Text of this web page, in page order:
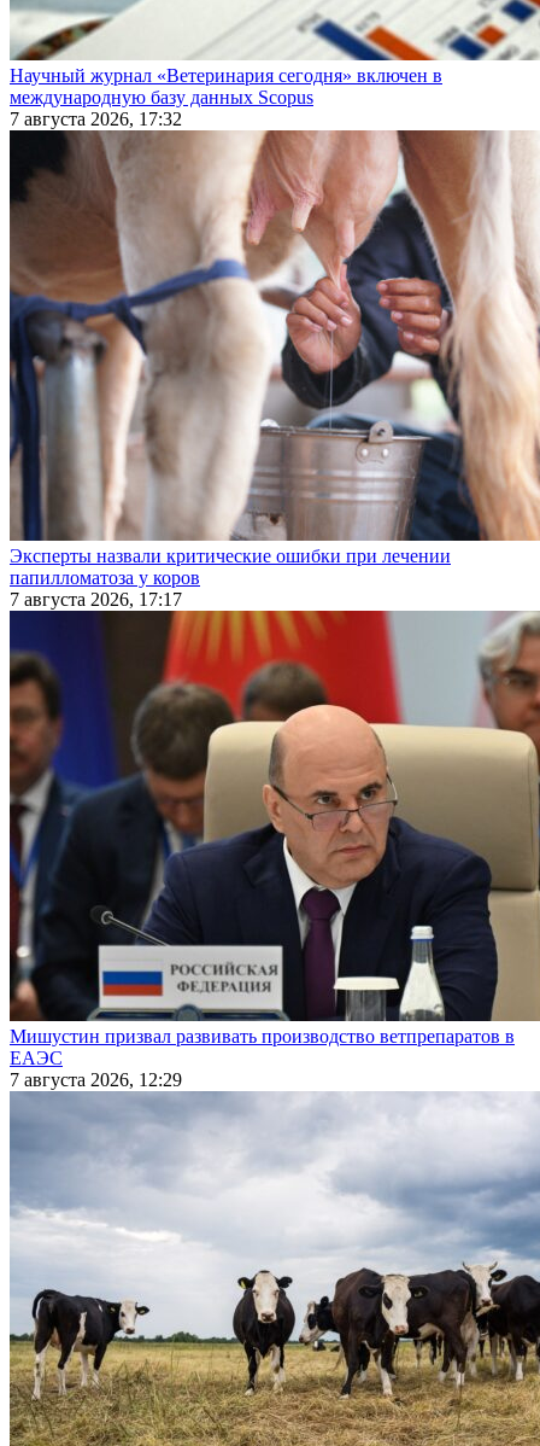
Научный журнал «Ветеринария сегодня» включен в
международную базу данных Scopus
7 августа 2026, 17:32
Эксперты назвали критические ошибки при лечении
папилломатоза у коров
7 августа 2026, 17:17
Мишустин призвал развивать производство ветпрепаратов в
ЕАЭС
7 августа 2026, 12:29